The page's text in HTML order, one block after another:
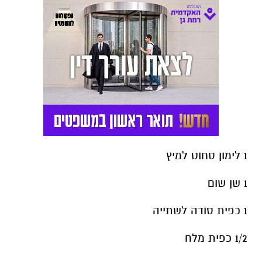
1 כפית סודה לשתייה
1/2 כפית מלח
2 ליטר מים
לקישוט: חופן פטרוזיליה קצוצה, כף שמן זית וחופן